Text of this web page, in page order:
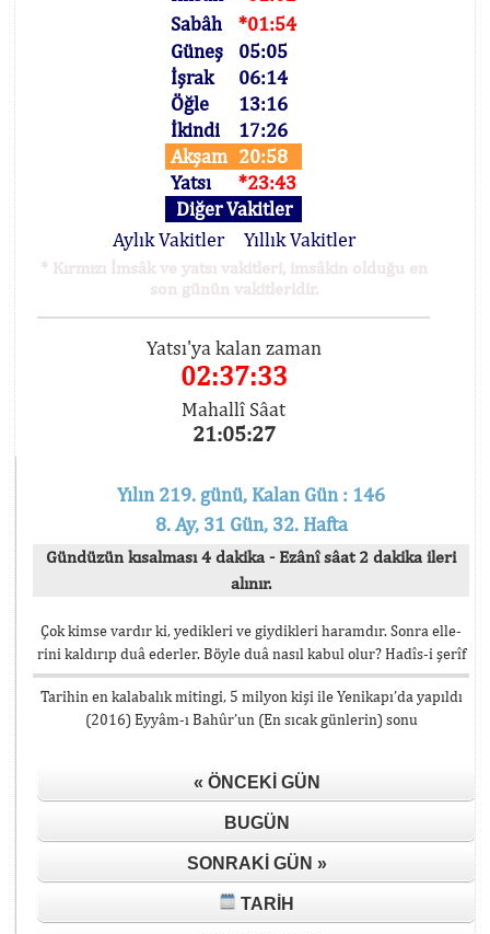
Sabâh
*01:54
Güneş
05:05
İşrak
06:14
Öğle
13:16
İkindi
17:26
Akşam 20:58
Yatsı
*23:43
Diğer Vakitler
Aylık Vakitler
Yıllık Vakitler
* Kırmızı İmsâk ve yatsı vakitleri, imsâkin olduğu en
son günün vakitleridir.
Yatsı'ya kalan zaman
02:37:33
Mahallî Sâat
21:05:27
Yılın 219. günü, Kalan Gün : 146
8. Ay, 31 Gün, 32. Hafta
Gündüzün kısalması 4 dakika - Ezânî sâat 2 dakika ileri
alınır.
Çok kimse vardır ki, yedikleri ve giydikleri haramdır. Sonra elle-
rini kaldırıp duâ ederler. Böyle duâ nasıl kabul olur? Hadîs-i şerîf
Tarihin en kalabalık mitingi, 5 milyon kişi ile Yenikapı’da yapıldı
(2016) Eyyâm-ı Bahûr’un (En sıcak günlerin) sonu
« ÖNCEKI GÜN
BUGÜN
SONRAKI GÜN »
TARIH